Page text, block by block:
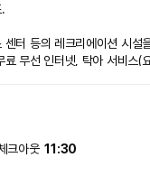
센터 등의 레크리에이션 시설
료 무선 인터넷, 탁아 서비스(
스로는 24시간 운영 비즈니
크아웃 11:30